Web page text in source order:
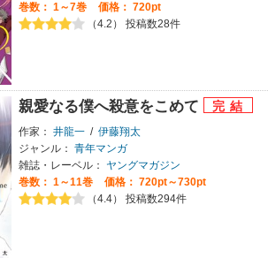
巻数： 1～7巻
価格： 720pt
（4.2） 投稿数28件
親愛なる僕へ殺意をこめて
作家： 井龍一 / 伊藤翔太
ジャンル： 青年マンガ
雑誌・レーベル：
ヤングマガジン
巻数： 1～11巻
価格： 720pt～730pt
（4.4） 投稿数294件